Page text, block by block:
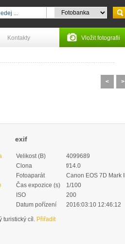
Kontakty Vložit fotografii
< >
exif
Velikost (B)
4099689
Clona
f/14.0
Fotoaparát
Canon EOS 7D Mark II
Čas expozice (s)
1/100
ISO
200
Datum pořízení
2016:03:10 12:46:12
turistický cíl. Přiřadit